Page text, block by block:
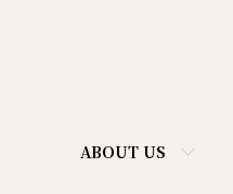
ABOUT US